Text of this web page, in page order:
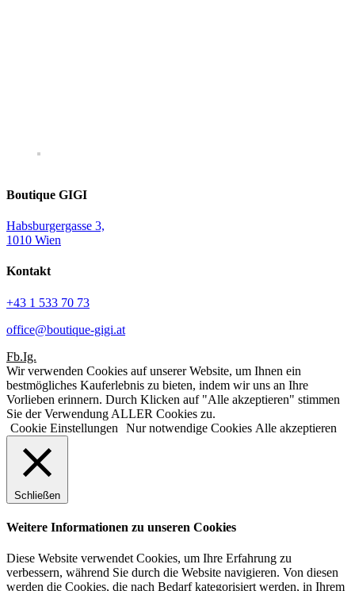
Boutique GIGI
Habsburgergasse 3,
1010 Wien
Kontakt
+43 1 533 70 73
office@boutique-gigi.at
Fb.Ig.
Wir verwenden Cookies auf unserer Website, um Ihnen ein
bestmögliches Kauferlebnis zu bieten, indem wir uns an Ihre
Vorlieben erinnern. Durch Klicken auf "Alle akzeptieren" stimmen
Sie der Verwendung ALLER Cookies zu.
Cookie Einstellungen
Nur notwendige Cookies Alle akzeptieren
Schließen
Weitere Informationen zu unseren Cookies
Diese Website verwendet Cookies, um Ihre Erfahrung zu
verbessern, während Sie durch die Website navigieren. Von diesen
werden die Cookies, die nach Bedarf kategorisiert werden, in Ihrem